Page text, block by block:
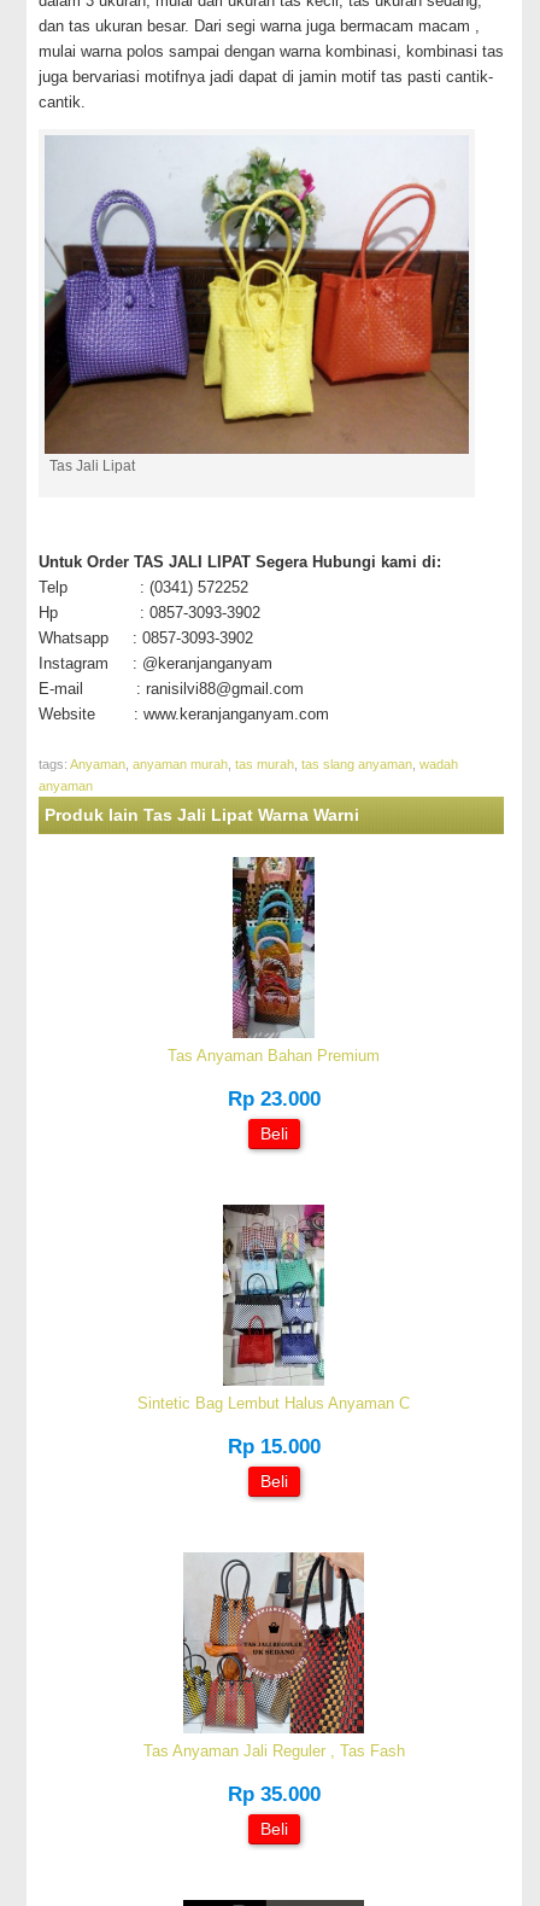
dan tas ukuran besar. Dari segi warna juga bermacam macam ,
mulai warna polos sampai dengan warna kombinasi, kombinasi tas
juga bervariasi motifnya jadi dapat di jamin motif tas pasti cantik-
cantik.
Tas Jali Lipat
Untuk Order TAS JALI LIPAT Segera Hubungi kami di:
Telp : (0341) 572252
Hp : 0857-3093-3902
Whatsapp : 0857-3093-3902
Instagram : @keranjanganyam
E-mail : ranisilvi88@gmail.com
Website : www.keranjanganyam.com
tags:Anyaman ,anyaman murah ,tas murah ,tas slang anyaman ,wadah
anyaman
Produk lain Tas Jali Lipat Warna Warni
Tas Anyaman Bahan Premium
Rp 23.000
Beli
Sintetic Bag Lembut Halus Anyaman C
Rp 15.000
Beli
Tas Anyaman Jali Reguler , Tas Fash
Rp 35.000
Beli